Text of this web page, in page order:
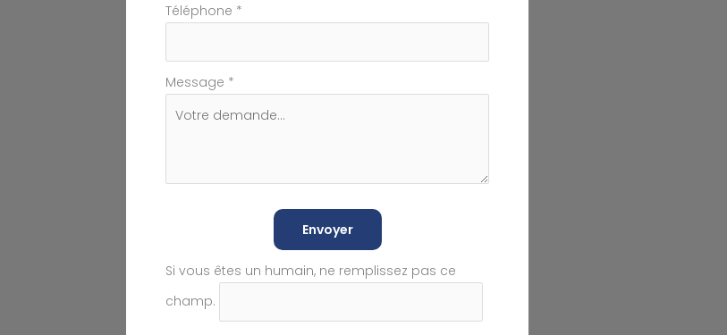
Téléphone *
Message *
Envoyer
Si vous êtes un humain, ne remplissez pas ce
champ.